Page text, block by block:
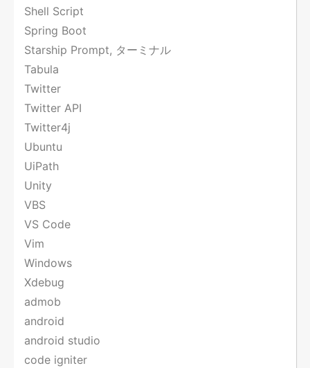
Shell Script
Spring Boot
Starship Prompt, ターミナル
Tabula
Twitter
Twitter API
Twitter4j
Ubuntu
UiPath
Unity
VBS
VS Code
Vim
Windows
Xdebug
admob
android
android studio
code igniter